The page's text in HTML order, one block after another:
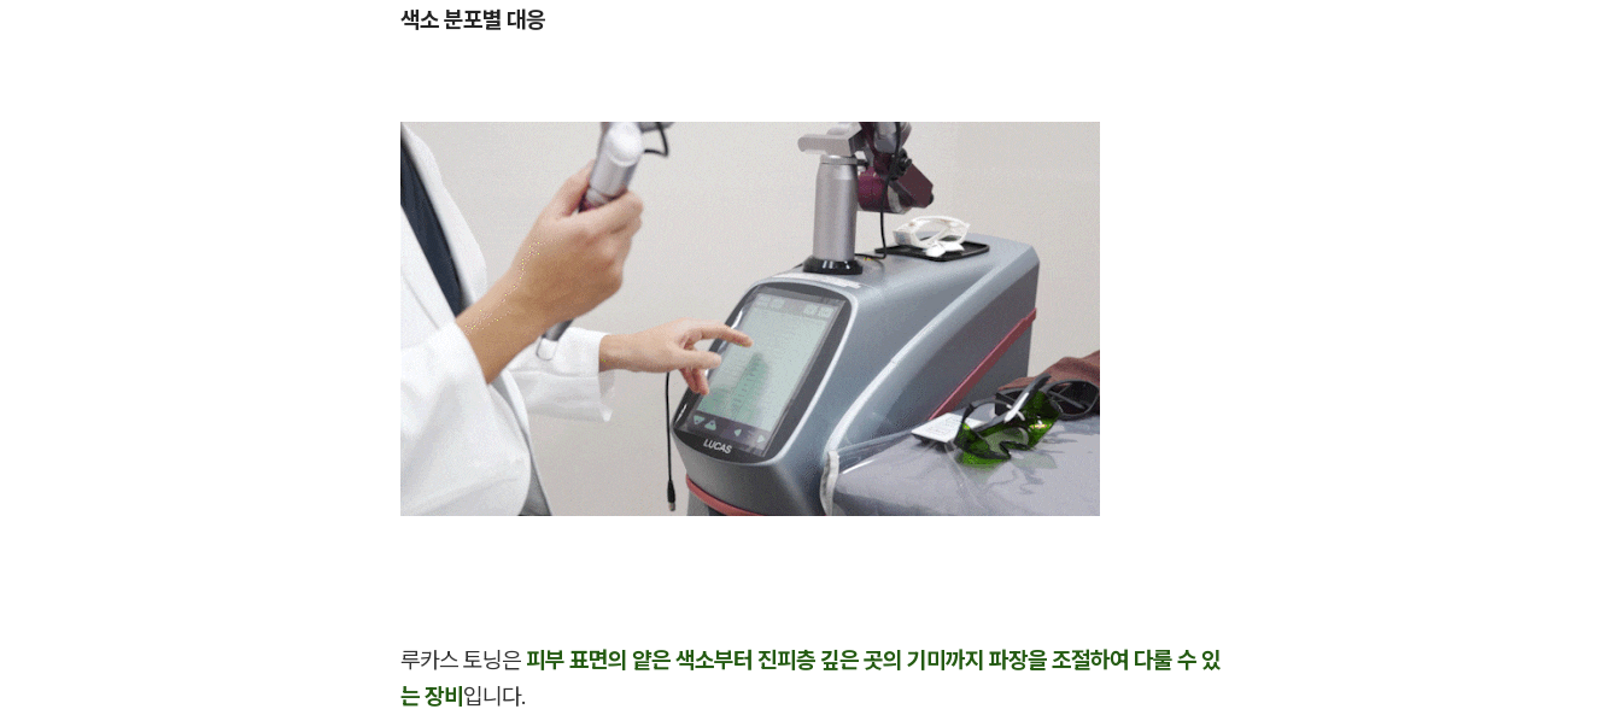
색소 분포별 대응
루카스 토닝은 피부 표면의 얕은 색소부터 진피층 깊은 곳의 기미까지 파장을 조절하여 다룰 수 있
는 장비입니다.